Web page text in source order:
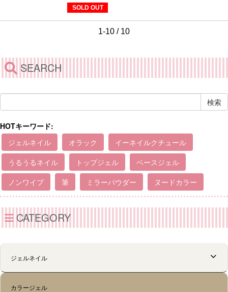
SOLD OUT
1-10 / 10